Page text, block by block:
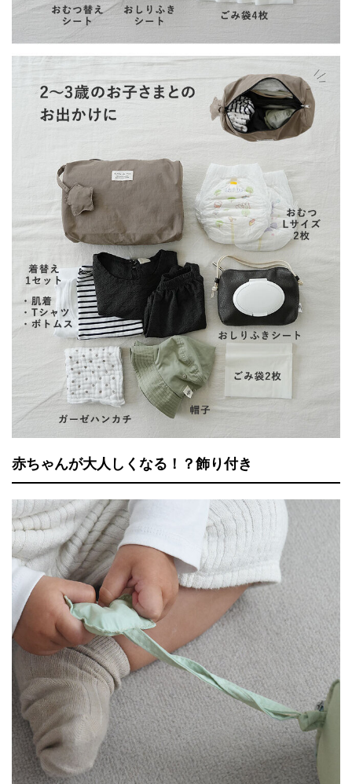
赤ちゃんが大人しくなる！？飾り付き